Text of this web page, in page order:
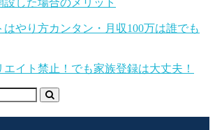
やり方カンタン・月収100万は誰でも
イト禁止！でも家族登録は大丈夫！